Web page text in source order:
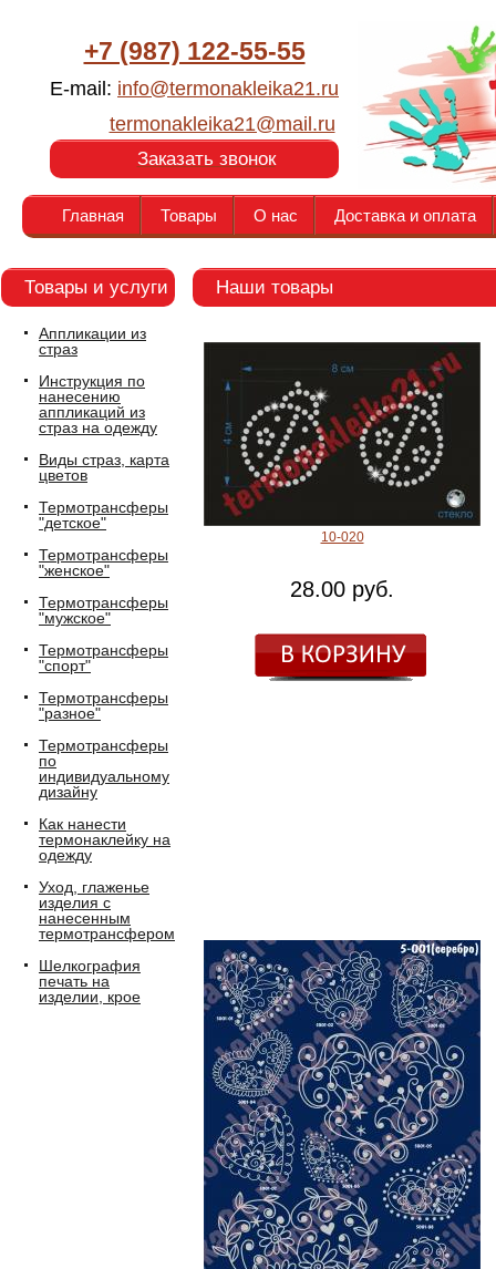
+7 (987) 122-55-55
E-mail: info@termonakleika21.ru
termonakleika21@mail.ru
Заказать звонок
Главная Товары О нас Доставка и оплата
Товары и услуги
Аппликации из
страз
Инструкция по
нанесению
аппликаций из
страз на одежду
Виды страз, карта
цветов
Термотрансферы
"детское"
Термотрансферы
"женское"
Термотрансферы
"мужское"
Термотрансферы
"спорт"
Термотрансферы
"разное"
Термотрансферы
по
индивидуальному
дизайну
Как нанести
термонаклейку на
одежду
Уход, глаженье
изделия с
нанесенным
термотрансфером
Шелкография
печать на
изделии, крое
Наши товары
10-020
28.00 руб.